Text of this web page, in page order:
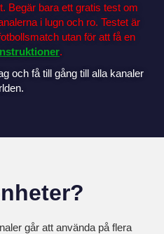
Begär bara ett gratis test om
i lugn och ro. Testet är
utan för att få en
.
och få till gång till alla kanaler
går att använda på flera